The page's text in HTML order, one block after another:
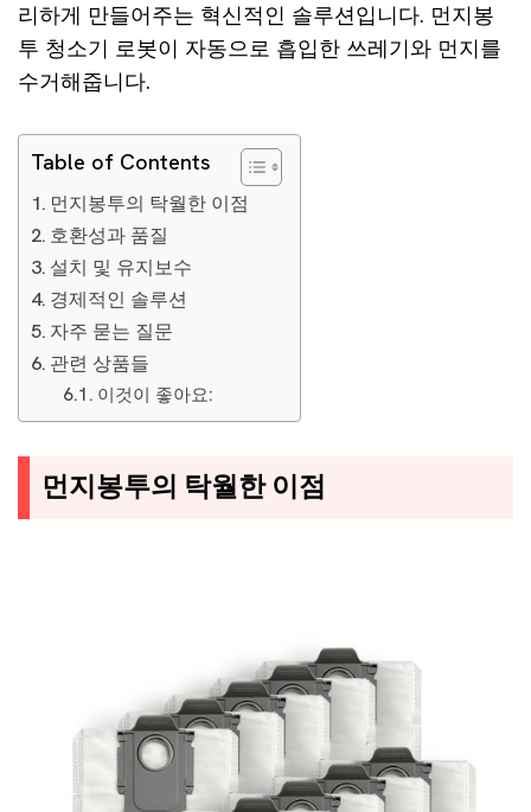
리하게 만들어주는 혁신적인 솔루션입니다. 먼지봉
투 청소기 로봇이 자동으로 흡입한 쓰레기와 먼지를
수거해줍니다.
Table of Contents
먼지봉투의 탁월한 이점
호환성과 품질
설치 및 유지보수
경제적인 솔루션
자주 묻는 질문
관련 상품들
이것이 좋아요:
먼지봉투의 탁월한 이점